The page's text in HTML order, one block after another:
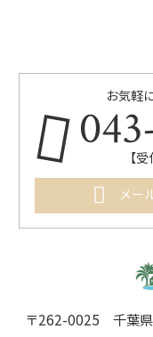
お気軽
【
メー
〒262-0025 千葉